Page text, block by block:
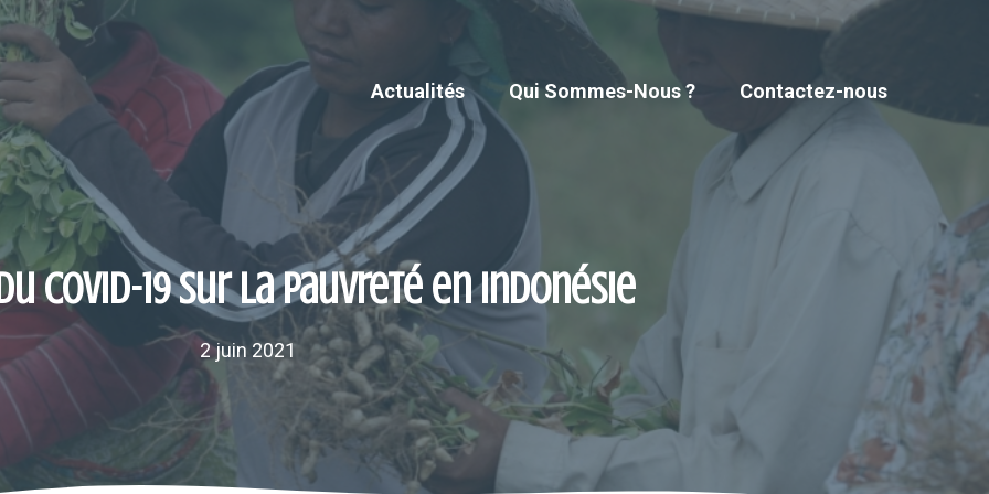
Actualités Qui Sommes-Nous ? Contactez-nous
COVID-19 sur la pauvreté en Indonésie
2 juin 2021